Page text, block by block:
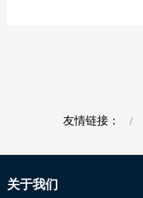
友情链接： /
关于我们